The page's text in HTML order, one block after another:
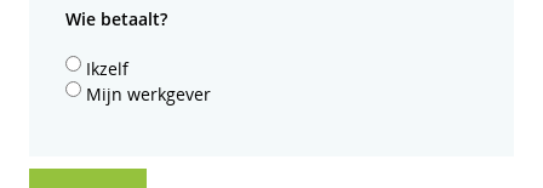
Wie betaalt?
Ikzelf
Mijn werkgever